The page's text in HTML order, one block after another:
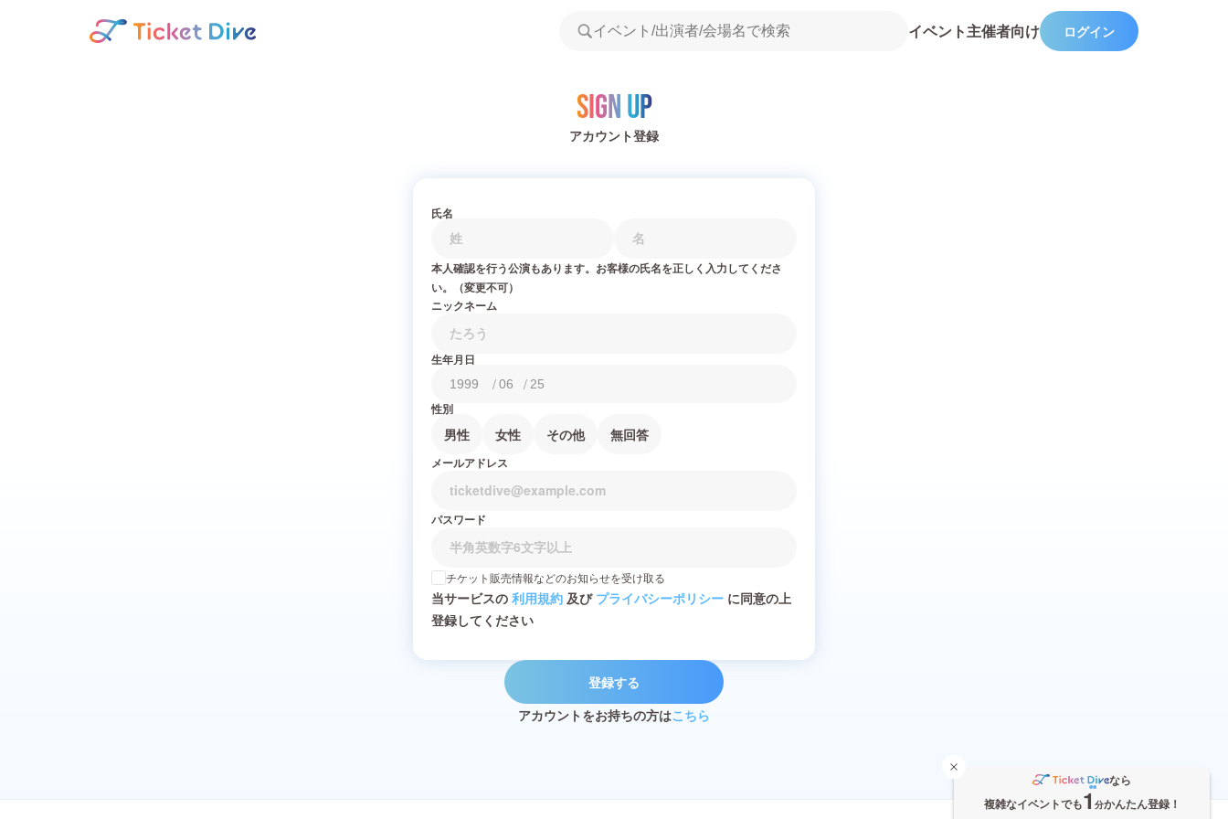
イベント主催者向け ログイン
Sign Up
アカウント登録
氏名
本人確認を行う公演もあります。お客様の氏名を正しく入力してくださ
い。（変更不可）
ニックネーム
生年月日
/ /
性別
男性 女性 その他 無回答
メールアドレス
パスワード
チケット販売情報などのお知らせを受け取る
当サービスの 利用規約 及び プライバシーポリシー に同意の上
登録してください
登録する
アカウントをお持ちの方はこちら
なら
複雑なイベントでも1 分かんたん登録！